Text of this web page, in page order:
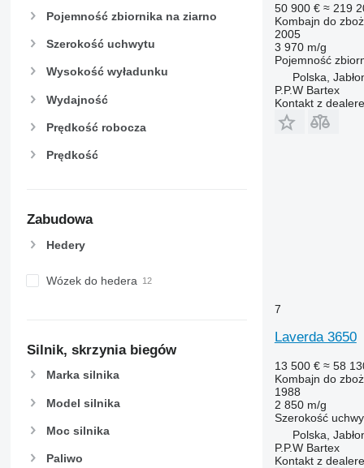
Pojemność zbiornika na ziarno
Szerokość uchwytu
Wysokość wyładunku
Wydajność
Prędkość robocza
Prędkość
Zabudowa
Hedery
Wózek do hedera
Silnik, skrzynia biegów
Marka silnika
Model silnika
Moc silnika
Paliwo
50 900 € ≈ 219
Kombajn do
2005
3 970 m/g
Pojemność
Polska,
P.P.W Bartex
Kontakt z
7
Laverda 3650
13 500 € ≈ 58
Kombajn do
1988
2 850 m/g
Szerokość
Polska,
P.P.W Bartex
Kontakt z